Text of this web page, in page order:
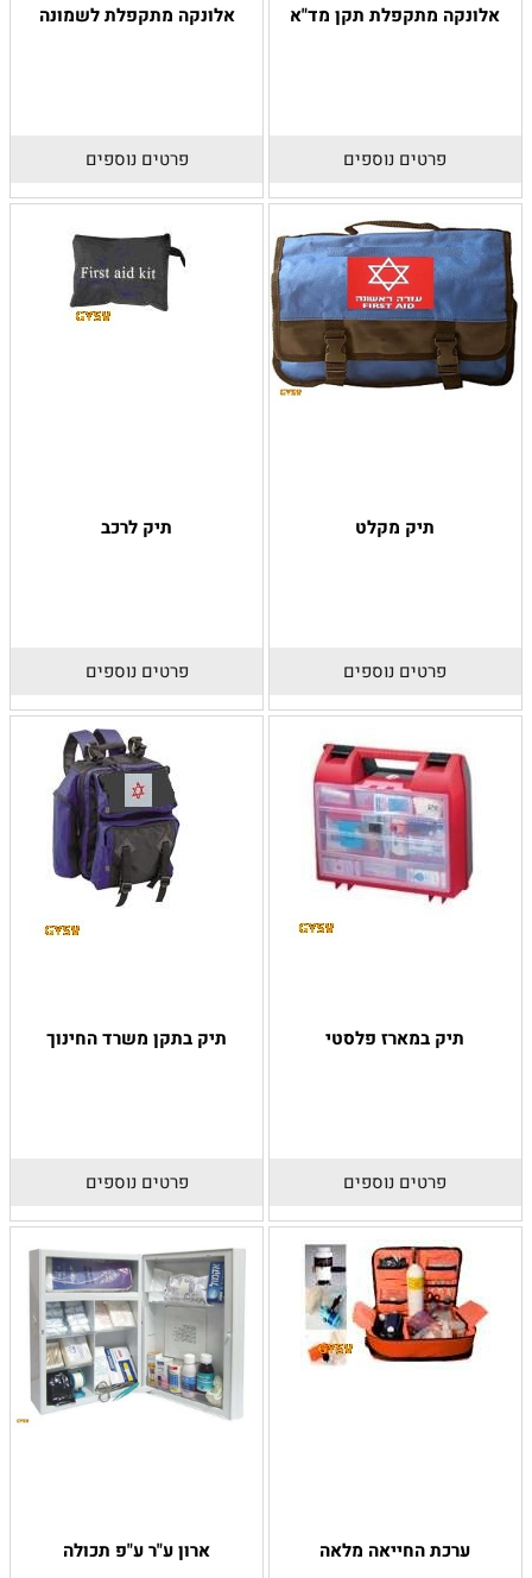
אלונקה מתקפלת תקן מד"א
פרטים נוספים
אלונקה מתקפלת לשמונה
פרטים נוספים
תיק מקלט
פרטים נוספים
תיק לרכב
פרטים נוספים
תיק במארז פלסטי
פרטים נוספים
תיק בתקן משרד החינוך
פרטים נוספים
ערכת החייאה מלאה ארון ע"ר ע"פ תכולה